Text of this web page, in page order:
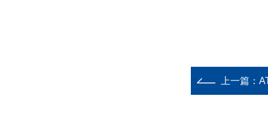
上一篇：